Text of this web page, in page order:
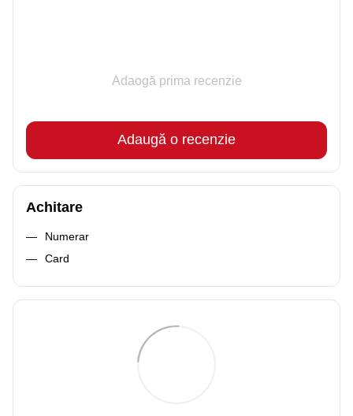
Adaogă prima recenzie
Adaugă o recenzie
Achitare
Numerar
Card